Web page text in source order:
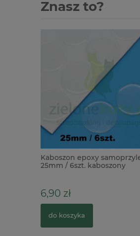
Znasz to?
Kaboszon epoxy
25mm / 6szt. kaboszony
6,90 zł
do koszyka